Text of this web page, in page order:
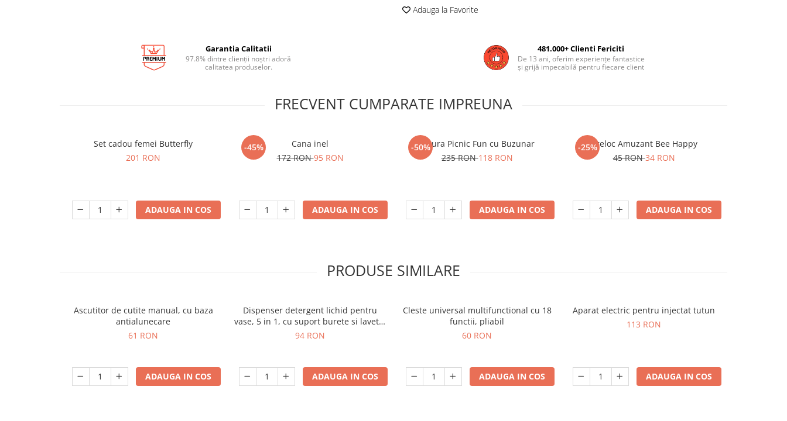
Adauga la Favorite
Garantia Calitatii
97.8% dintre clienții noștri adoră
calitatea produselor.
481.000+ Clienti Fericiti
De 13 ani, oferim experiențe fantastice
și grijă impecabilă pentru fiecare client
FRECVENT CUMPARATE IMPREUNA
Set cadou femei Butterfly
201 RON
ADAUGA IN COS
-45%
Cana inel
172 RON95 RON
ADAUGA IN COS
-50%
Patura Picnic Fun cu Buzunar
235 RON118 RON
ADAUGA IN COS
-25%Breloc Amuzant Bee Happy
45 RON34 RON
ADAUGA IN COS
PRODUSE SIMILARE
Ascutitor de cutite manual, cu baza
antialunecare
61 RON
ADAUGA IN COS
Dispenser detergent lichid pentru
vase, 5 in 1, cu suport burete si laveta,
organizator chiuveta
94 RON
ADAUGA IN COS
Cleste universal multifunctional cu 18
functii, pliabil
60 RON
ADAUGA IN COS
Aparat electric pentru injectat tutun
113 RON
ADAUGA IN COS